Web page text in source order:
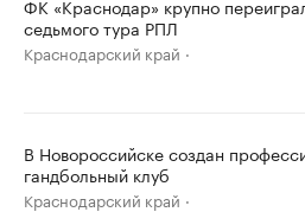
ФК «Краснодар» крупно
седьмого тура РПЛ
Краснодарский край
В Новороссийске создан
гандбольный клуб
Краснодарский край